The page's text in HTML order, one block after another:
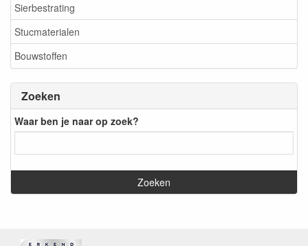
Sierbestrating
Stucmaterialen
Bouwstoffen
Zoeken
Waar ben je naar op zoek?